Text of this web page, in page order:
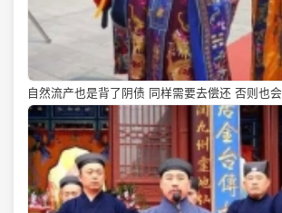
自然流产也是背了阴债 同样需要去偿还 否则也会